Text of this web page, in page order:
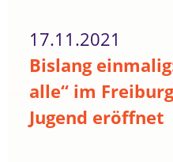
17.11.2021
Bislang
alle“ im
Jugend eröffnet